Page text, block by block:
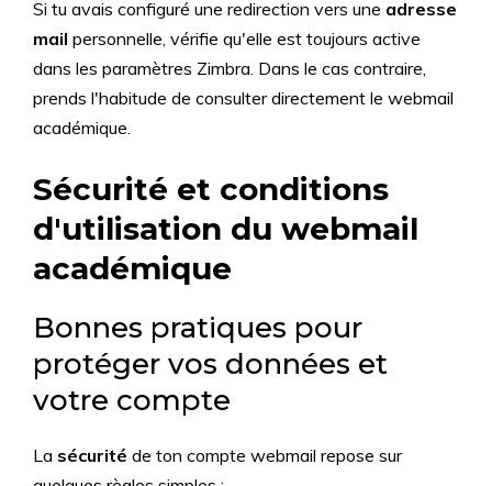
Si tu avais configuré une redirection vers une adresse
mail personnelle, vérifie qu'elle est toujours active
dans les paramètres Zimbra. Dans le cas contraire,
prends l'habitude de consulter directement le webmail
académique.
Sécurité et conditions
d'utilisation du webmail
académique
Bonnes pratiques pour
protéger vos données et
votre compte
La sécurité de ton compte webmail repose sur